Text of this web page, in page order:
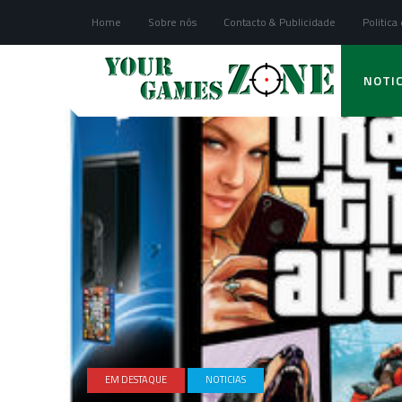
Home Sobre nós Contacto & Publicidade Politica
EM DESTAQUE NOTICIAS